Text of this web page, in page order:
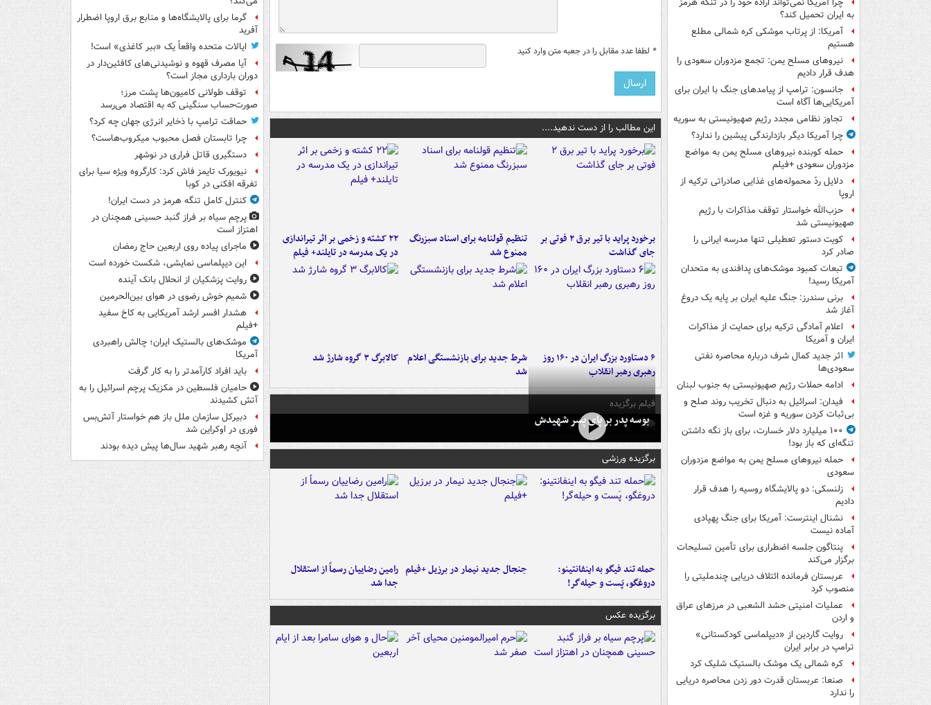
چرا آمریکا نمی‌تواند اراده خود را در تنگه هرمز
به ایران تحمیل کند؟
آمریکا: از پرتاب موشکی کره شمالی مطلع
هستیم
نیروهای مسلح یمن: تجمع مزدوران سعودی را
هدف قرار دادیم
جانسون: ترامپ از پیامدهای جنگ با ایران برای
آمریکایی‌ها آگاه است
تجاوز نظامی مجدد رژیم صهیونیستی به سوریه
چرا آمریکا دیگر بازدارندگی پیشین را ندارد؟
حمله کوبنده نیروهای مسلح یمن به مواضع
مزدوران سعودی +فیلم
دلایل ردّ محموله‌های غذایی صادراتی ترکیه از
اروپا
حزب‌الله خواستار توقف مذاکرات با رژیم
صهیونیستی شد
کویت دستور تعطیلی تنها مدرسه ایرانی را
صادر کرد
تبعات کمبود موشک‌های پدافندی به متحدان
آمریکا رسید!
برنی سندرز: جنگ علیه ایران بر پایه یک دروغ
آغاز شد
اعلام آمادگی ترکیه برای حمایت از مذاکرات
ایران و آمریکا
اثر جدید کمال شرف درباره محاصره نفتی
سعودی‌ها
ادامه حملات رژیم صهیونیستی به جنوب لبنان
فیدان: اسرائیل به دنبال تخریب روند صلح و
بی‌ثبات کردن سوریه و غزه است
۱۰۰ میلیارد دلار خسارت، برای باز نگه داشتن
تنگه‌ای که باز بود!
حمله نیروهای مسلح یمن به مواضع مزدوران
سعودی
زلنسکی: دو پالایشگاه روسیه را هدف قرار
دادیم
نشنال اینترست: آمریکا برای جنگ پهپادی
آماده نیست
پنتاگون جلسه اضطراری برای تأمین تسلیحات
برگزار می‌کند
عربستان فرمانده ائتلاف دریایی چندملیتی را
منصوب کرد
عملیات امنیتی حشد الشعبی در مرزهای عراق
و اردن
روایت گاردین از «دیپلماسی کودکستانی»
ترامپ در برابر ایران
کره شمالی یک موشک بالستیک شلیک کرد
صنعا: عربستان قدرت دور زدن محاصره دریایی
را ندارد
* لطفا عدد مقابل را در جعبه متن وارد کنید
این مطالب را از دست ندهید....
برخورد پراید با تیر برق ۲ فوتی بر
جای گذاشت
تنظیم قولنامه برای اسناد سبزرنگ
ممنوع شد
۲۲ کشته و زخمی بر اثر تیراندازی
در یک مدرسه در تایلند+ فیلم
۶ دستاورد بزرگ ایران در ۱۶۰ روز
رهبری رهبر انقلاب
شرط جدید برای بازنشستگی اعلام
شد
کالابرگ ۳ گروه شارژ شد
فیلم برگزیده
بوسه‌ پدر بر پای پسر شهیدش
برگزیده ورزشی
حمله تند فیگو به اینفانتینو:
دروغگو، پَست‌ و حیله‌گر!
جنجال جدید نیمار در برزیل +فیلم رامین رضاییان رسماً از استقلال
جدا شد
برگزیده عکس
گرما برای پالایشگاه‌ها و منابع برق اروپا اضطرار
آفرید
ایالات متحده واقعاً یک «ببر کاغذی» است!
آیا مصرف قهوه و نوشیدنی‌های کافئین‌دار در
دوران بارداری مجاز است؟
توقف طولانی کامیون‌ها پشت مرز؛
صورت‌حساب سنگینی که به اقتصاد می‌رسد
حماقت ترامپ با ذخایر انرژی جهان چه کرد؟
چرا تابستان فصل محبوب میکروب‌هاست؟
دستگیری قاتل فراری در نوشهر
نیویورک تایمز فاش کرد: کارگروه ویژه سیا برای
تفرقه افکنی در کوبا
کنترل کامل تنگه هرمز در دست ایران!
پرچم سیاه بر فراز گنبد حسینی همچنان در
اهتزاز است
ماجرای پیاده روی اربعین حاج رمضان
این دیپلماسی نمایشی، شکست خورده است
روایت پزشکیان از انحلال بانک آینده
شمیم خوش رضوی در هوای بین‌الحرمین
هشدار افسر ارشد آمریکایی به کاخ سفید
+فیلم
موشک‌های بالستیک ایران؛ چالش راهبردی
آمریکا
باید افراد کارآمدتر را به کار گرفت
حامیان فلسطین در مکزیک پرچم اسرائیل را به
آتش کشیدند
دبیرکل سازمان ملل باز هم خواستار آتش‌بس
فوری در اوکراین شد
آنچه رهبر شهید سال‌ها پیش دیده بودند